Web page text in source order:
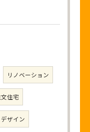
リノベーション
住宅
デザイン